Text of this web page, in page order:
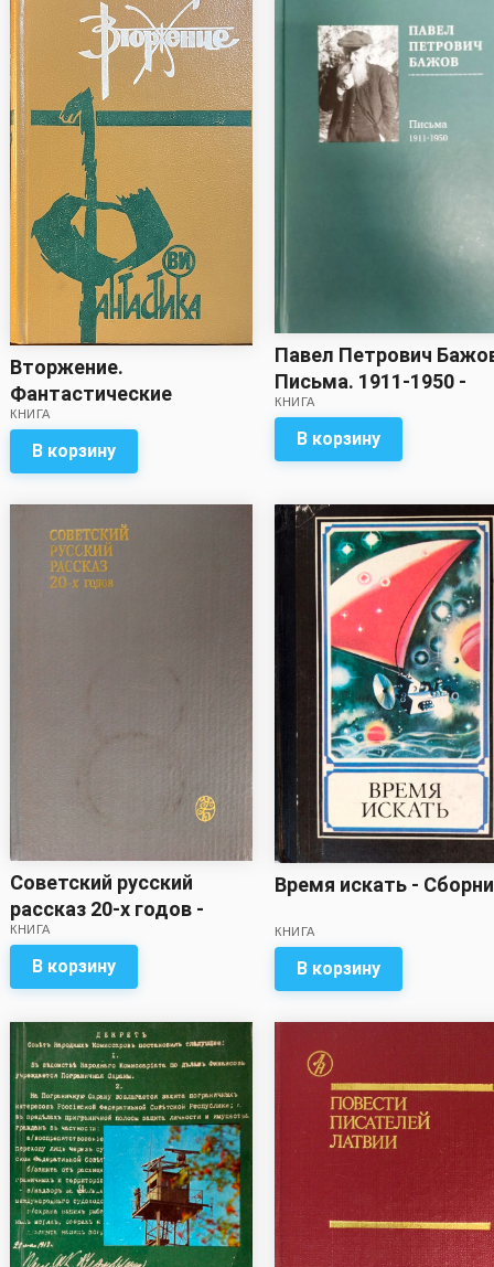
Вторжение.
Фантастические
рассказы - Сборник
КНИГА
В корзину
Павел Петрович
Письма. 1911-1950 -
Сборник
КНИГА
В корзину
Советский русский
рассказ 20-х годов -
Сборник
КНИГА
В корзину
Время искать -
КНИГА
В корзину